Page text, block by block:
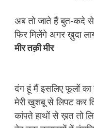
अब तो जाते हैं बुत-कदे से
फिर मिलेंगे अगर ख़ुदा
मीर तक़ी मीर
दंग हूं मैं इसलिए फूलों का
मेरी खुशबू से लिपट कर
कांपते हाथों से ख़त तो